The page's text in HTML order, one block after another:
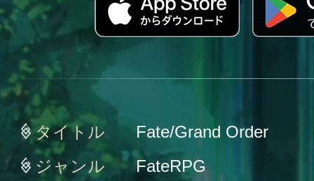
タイトル
Fate/Grand Order
ジャンル
FateRPG